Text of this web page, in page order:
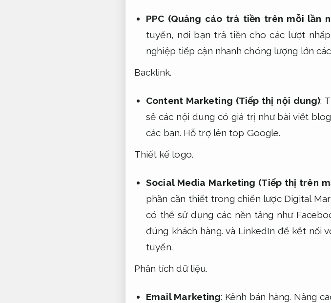
PPC (Quảng cáo trả tiền trên mỗi lần
tuyến, nơi bạn trả tiền cho các lượt
nghiệp tiếp cận nhanh chóng lượng lớn
Backlink.
Content Marketing (Tiếp thị nội dung):
sẻ các nội dung có giá trị như bài viết
các bạn. Hỗ trợ lên top Google.
Thiết kế logo.
Social Media Marketing (Tiếp thị trên
phần cần thiết trong chiến lược Digital
có thể sử dụng các nền tảng như
đúng khách hàng. và LinkedIn để kết nối
tuyến.
Phân tích dữ liệu.
Email Marketing: Kênh bán hàng. Nâng